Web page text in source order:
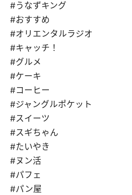
#うなずキング
#おすすめ
#オリエンタルラジオ
#キャッチ！
#グルメ
#ケーキ
#コーヒー
#ジャングルポケット
#スイーツ
#スギちゃん
#たいやき
#ヌン活
#パフェ
#パン屋